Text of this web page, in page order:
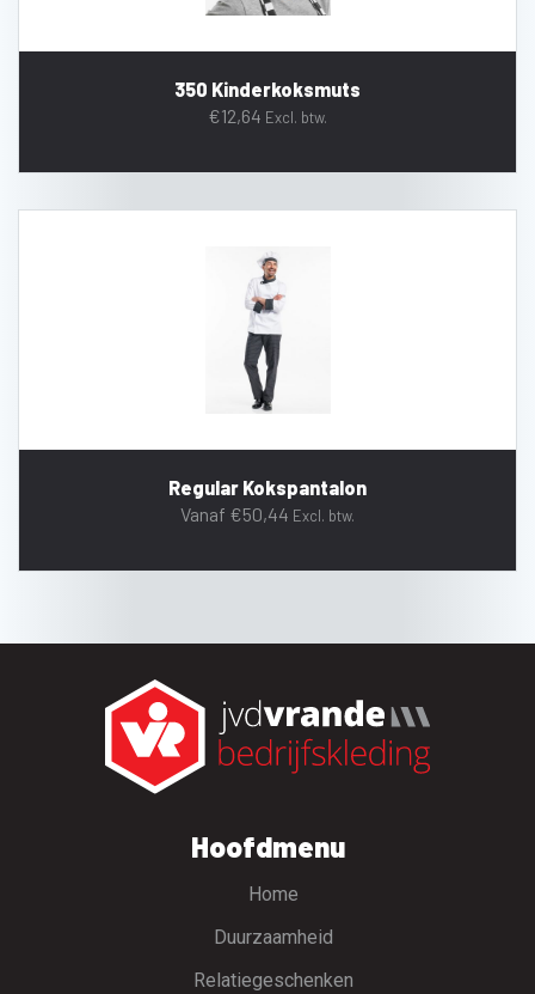
350 Kinderkoksmuts
€12,64 Excl. btw.
Regular Kokspantalon
Vanaf €50,44 Excl. btw.
Hoofdmenu
Home
Duurzaamheid
Relatiegeschenken